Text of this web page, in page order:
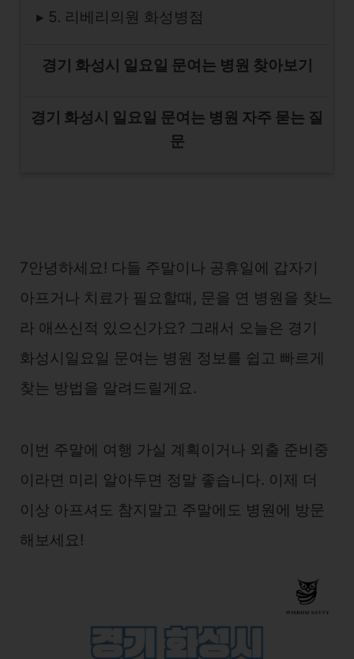
▸ 5. 리베리의원 화성병점
경기 화성시 일요일 문여는 병원 찾아보기
경기 화성시 일요일 문여는 병원 자주 묻는 질
문
7안녕하세요! 다들 주말이나 공휴일에 갑자기
아프거나 치료가 필요할때, 문을 연 병원을 찾느
라 애쓰신적 있으신가요? 그래서 오늘은 경기
화성시일요일 문여는 병원 정보를 쉽고 빠르게
찾는 방법을 알려드릴게요.
이번 주말에 여행 가실 계획이거나 외출 준비중
이라면 미리 알아두면 정말 좋습니다. 이제 더
이상 아프셔도 참지말고 주말에도 병원에 방문
해보세요!